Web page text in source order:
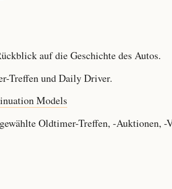
auf die Geschichte des Autos.
Treffen und Daily Driver.
Models
Oldtimer-Treffen, -Auktionen, -